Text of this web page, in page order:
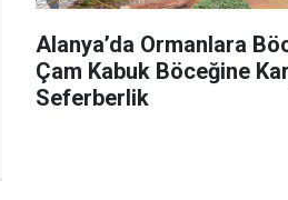
Alanya’da Ormanlara
Çam Kabuk Böceğine
Seferberlik